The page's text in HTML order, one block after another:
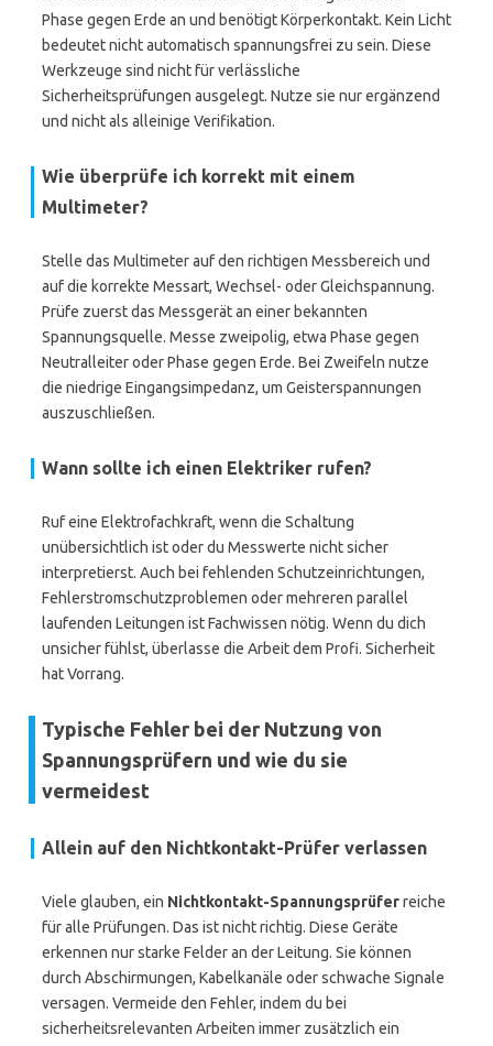
Phase gegen Erde an und benötigt Körperkontakt. Kein Licht
bedeutet nicht automatisch spannungsfrei zu sein. Diese
Werkzeuge sind nicht für verlässliche
Sicherheitsprüfungen ausgelegt. Nutze sie nur ergänzend
und nicht als alleinige Verifikation.
Wie überprüfe ich korrekt mit einem
Multimeter?
Stelle das Multimeter auf den richtigen Messbereich und
auf die korrekte Messart, Wechsel- oder Gleichspannung.
Prüfe zuerst das Messgerät an einer bekannten
Spannungsquelle. Messe zweipolig, etwa Phase gegen
Neutralleiter oder Phase gegen Erde. Bei Zweifeln nutze
die niedrige Eingangsimpedanz, um Geisterspannungen
auszuschließen.
Wann sollte ich einen Elektriker rufen?
Ruf eine Elektrofachkraft, wenn die Schaltung
unübersichtlich ist oder du Messwerte nicht sicher
interpretierst. Auch bei fehlenden Schutzeinrichtungen,
Fehlerstromschutzproblemen oder mehreren parallel
laufenden Leitungen ist Fachwissen nötig. Wenn du dich
unsicher fühlst, überlasse die Arbeit dem Profi. Sicherheit
hat Vorrang.
Typische Fehler bei der Nutzung von
Spannungsprüfern und wie du sie
vermeidest
Allein auf den Nichtkontakt-Prüfer verlassen
Viele glauben, ein Nichtkontakt-Spannungsprüferreiche
für alle Prüfungen. Das ist nicht richtig. Diese Geräte
erkennen nur starke Felder an der Leitung. Sie können
durch Abschirmungen, Kabelkanäle oder schwache Signale
versagen. Vermeide den Fehler, indem du bei
sicherheitsrelevanten Arbeiten immer zusätzlich ein